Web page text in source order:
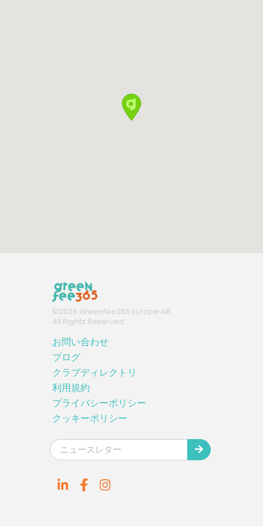
©2026 Greenfee365 Europe AB.
All Rights Reserved
お問い合わせ
ブログ
クラブディレクトリ
利用規約
プライバシーポリシー
クッキーポリシー